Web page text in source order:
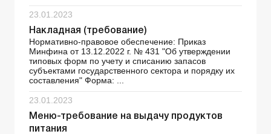
23.01.2023
Накладная (требование)
Нормативно-правовое обеспечение: Приказ
Минфина от 13.12.2022 г. № 431 "Об утверждении
типовых форм по учету и списанию запасов
субъектами государственного сектора и порядку их
составления" Форма: ...
23.01.2023
Меню-требование на выдачу продуктов
питания